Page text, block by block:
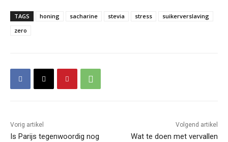
TAGS honing sacharine stevia stress
suikerverslaving
zero
Vorig artikel
Is Parijs tegenwoordig nog
Volgend artikel
Wat te doen met vervallen